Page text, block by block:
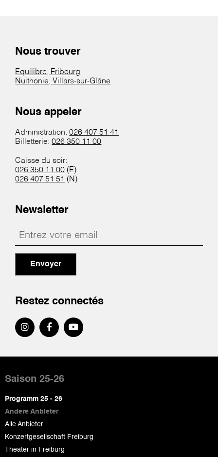
Nous trouver
Equilibre, Fribourg
Nuithonie, Villars-sur-Glâne
Nous appeler
Administration:026 407 51 41
Billetterie:026 350 11 00
Caisse du soir:
026 350 11 00 (E)
026 407 51 51 (N)
Newsletter
Envoyer
Restez connectés
de
page
Saison 25-26
Programm 25 - 26
Andere Anbieter
Alle Anbieter
Konzertgesellschaft Freiburg
Theater in Freiburg